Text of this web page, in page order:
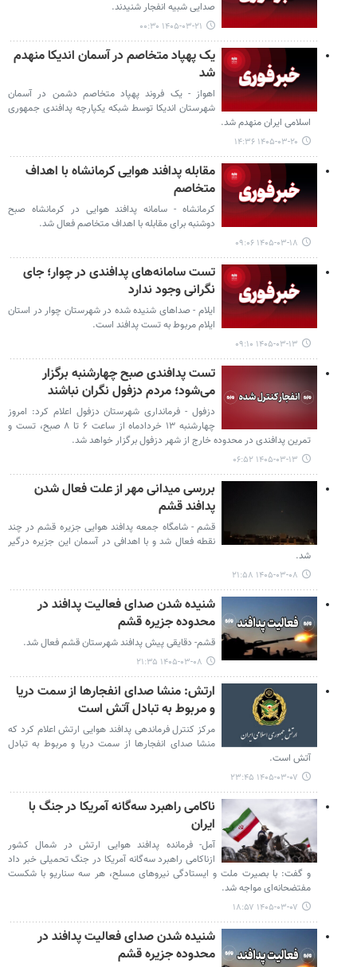
صدایی شبیه انفجار شنیدند.
۱۴۰۵-۰۳-۲۱ ۰۰:۳۰
یک پهپاد متخاصم در آسمان اندیکا منهدم
شد
اهواز - یک فروند پهپاد متخاصم دشمن در آسمان
شهرستان اندیکا توسط شبکه یکپارچه پدافندی جمهوری
اسلامی ایران منهدم شد.
۱۴۰۵-۰۳-۲۰ ۱۴:۳۶
مقابله پدافند هوایی کرمانشاه با اهداف
متخاصم
کرمانشاه - سامانه پدافند هوایی در کرمانشاه صبح
دوشنبه برای مقابله با اهداف متخاصم فعال شد.
۱۴۰۵-۰۳-۱۸ ۰۹:۰۶
تست سامانه‌های پدافندی در چوار؛ جای
نگرانی وجود ندارد
ایلام - صداهای شنیده شده در شهرستان چوار در استان
ایلام مربوط به تست پدافند است.
۱۴۰۵-۰۳-۱۳ ۰۹:۱۰
تست پدافندی صبح چهارشنبه برگزار
می‌شود؛ مردم دزفول نگران نباشند
دزفول - فرمانداری شهرستان دزفول اعلام کرد: امروز
چهارشنبه ۱۳ خردادماه از ساعت ۶ تا ۸ صبح، تست و
تمرین پدافندی در محدوده خارج از شهر دزفول برگزار خواهد شد.
۱۴۰۵-۰۳-۱۳ ۰۶:۵۲
بررسی میدانی مهر از علت فعال شدن
پدافند قشم
قشم - شامگاه جمعه پدافند هوایی جزیره قشم در چند
نقطه فعال شد و با اهدافی در آسمان این جزیره درگیر
شد.
۱۴۰۵-۰۳-۰۸ ۲۱:۵۸
شنیده شدن صدای فعالیت پدافند در
محدوده جزیره قشم
قشم‌- دقایقی پیش پدافند شهرستان قشم فعال شد.
۱۴۰۵-۰۳-۰۸ ۲۱:۳۵
ارتش: منشا صدای انفجارها از سمت دریا
و مربوط به تبادل آتش است
مرکز کنترل فرماندهی پدافند هوایی ارتش اعلام کرد که
منشا صدای انفجارها از سمت دریا و مربوط به تبادل
آتش است.
۱۴۰۵-۰۳-۰۷ ۲۳:۴۵
ناکامی راهبرد سه‌گانه آمریکا در جنگ با
ایران
آمل- فرمانده پدافند هوایی ارتش در شمال کشور
ازناکامی راهبرد سه‌گانه آمریکا در جنگ تحمیلی خبر داد
و گفت: با بصیرت ملت و ایستادگی نیروهای مسلح، هر سه سناریو با شکست
مفتضحانه‌ای مواجه شد.
۱۴۰۵-۰۳-۰۷ ۱۸:۵۷
شنیده شدن صدای فعالیت پدافند در
محدوده جزیره قشم